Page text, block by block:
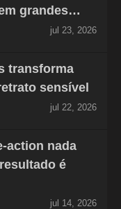
grandes…
jul 23, 2026
transforma
sensível
jul 22, 2026
action nada
é
jul 14, 2026